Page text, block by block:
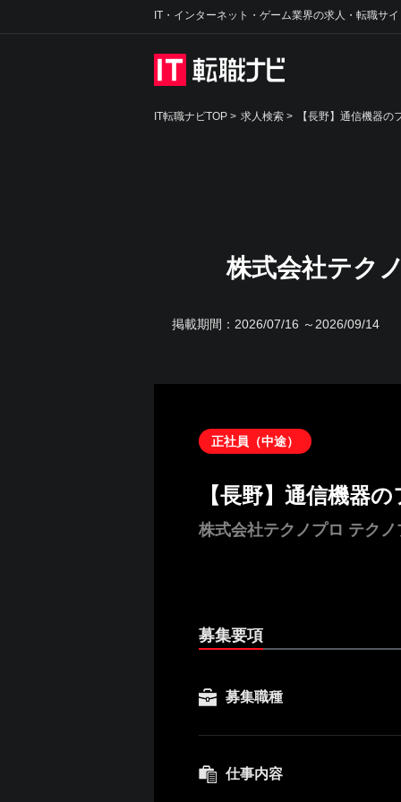
IT・インターネット・ゲーム業界の求人・転職サ
IT転職ナビTOP > 求人検索 > 【長野】通信機器
株式会社テク
掲載期間： 2026/07/16 ～2026/09/14
正社員（中途）
【長野】通信機器
株式会社テクノプロ テク
募集要項
募集職種
仕事内容